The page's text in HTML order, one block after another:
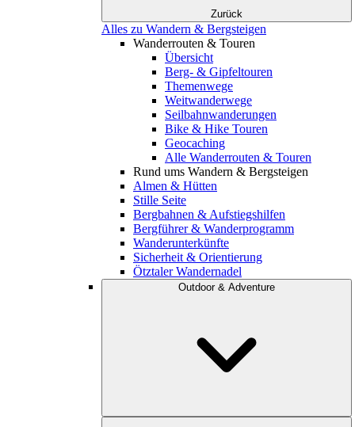
Zurück
Alles zu Wandern & Bergsteigen
Wanderrouten & Touren
Übersicht
Berg- & Gipfeltouren
Themenwege
Weitwanderwege
Seilbahnwanderungen
Bike & Hike Touren
Geocaching
Alle Wanderrouten & Touren
Rund ums Wandern & Bergsteigen
Almen & Hütten
Stille Seite
Bergbahnen & Aufstiegshilfen
Bergführer & Wanderprogramm
Wanderunterkünfte
Sicherheit & Orientierung
Ötztaler Wandernadel
Outdoor & Adventure